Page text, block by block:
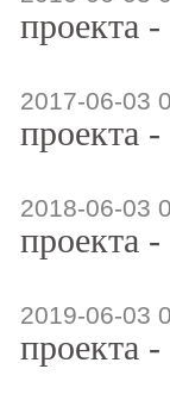
проекта
2017-06-03
проекта
2018-06-03
проекта
2019-06-03
проекта